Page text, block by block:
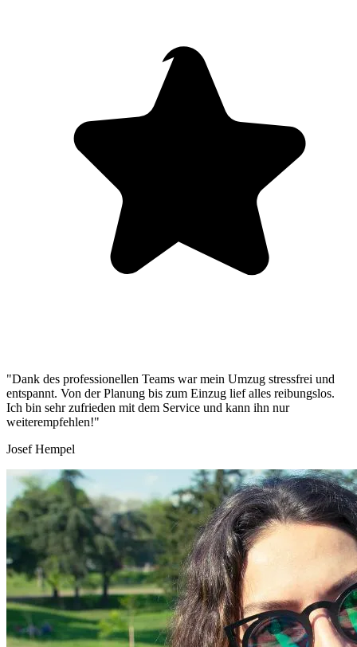
"Dank des professionellen Teams war mein Umzug stressfrei und
entspannt. Von der Planung bis zum Einzug lief alles reibungslos.
Ich bin sehr zufrieden mit dem Service und kann ihn nur
weiterempfehlen!"
Josef Hempel